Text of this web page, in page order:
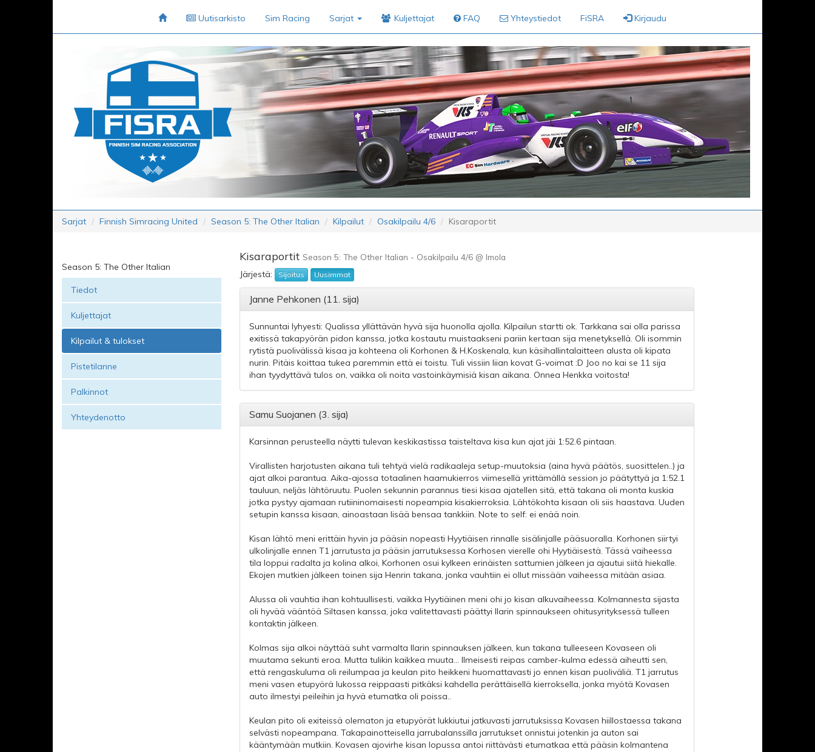
Uutisarkisto Sim Racing Sarjat Kuljettajat FAQ Yhteystiedot FiSRA Kirjaudu
Sarjat Finnish Simracing United Season 5: The Other Italian Kilpailut Osakilpailu 4/6 Kisaraportit
Season 5: The Other Italian
Tiedot
Kuljettajat
Kilpailut & tulokset
Pistetilanne
Palkinnot
Yhteydenotto
Kisaraportit Season 5: The Other Italian - Osakilpailu 4/6 @ Imola
Järjestä: Sijoitus Uusimmat
Janne Pehkonen (11. sija)
Sunnuntai lyhyesti: Qualissa yllättävän hyvä sija huonolla ajolla. Kilpailun startti ok. Tarkkana sai olla parissa
exitissä takapyörän pidon kanssa, jotka kostautu muistaakseni pariin kertaan sija menetyksellä. Oli isommin
rytistä puolivälissä kisaa ja kohteena oli Korhonen & H.Koskenala, kun käsihallintalaitteen alusta oli kipata
nurin. Pitäis koittaa tukea paremmin että ei toistu. Tuli vissiin liian kovat G-voimat :D Joo no kai se 11 sija
ihan tyydyttävä tulos on, vaikka oli noita vastoinkäymisiä kisan aikana. Onnea Henkka voitosta!
Samu Suojanen (3. sija)
Karsinnan perusteella näytti tulevan keskikastissa taisteltava kisa kun ajat jäi 1:52.6 pintaan.
Virallisten harjotusten aikana tuli tehtyä vielä radikaaleja setup-muutoksia (aina hyvä päätös, suosittelen..) ja
ajat alkoi parantua. Aika-ajossa totaalinen haamukierros viimesellä yrittämällä session jo päätyttyä ja 1:52.1
tauluun, neljäs lähtöruutu. Puolen sekunnin parannus tiesi kisaa ajatellen sitä, että takana oli monta kuskia
jotka pystyy ajamaan rutiininomaisesti nopeampia kisakierroksia. Lähtökohta kisaan oli siis haastava. Uuden
setupin kanssa kisaan, ainoastaan lisää bensaa tankkiin. Note to self: ei enää noin.
Kisan lähtö meni erittäin hyvin ja pääsin nopeasti Hyytiäisen rinnalle sisälinjalle pääsuoralla. Korhonen siirtyi
ulkolinjalle ennen T1 jarrutusta ja pääsin jarrutuksessa Korhosen vierelle ohi Hyytiäisestä. Tässä vaiheessa
tila loppui radalta ja kolina alkoi, Korhonen osui kylkeen erinäisten sattumien jälkeen ja ajautui siitä hiekalle.
Ekojen mutkien jälkeen toinen sija Henrin takana, jonka vauhtiin ei ollut missään vaiheessa mitään asiaa.
Alussa oli vauhtia ihan kohtuullisesti, vaikka Hyytiäinen meni ohi jo kisan alkuvaiheessa. Kolmannesta sijasta
oli hyvää vääntöä Siltasen kanssa, joka valitettavasti päättyi Ilarin spinnaukseen ohitusyrityksessä tulleen
kontaktin jälkeen.
Kolmas sija alkoi näyttää suht varmalta Ilarin spinnauksen jälkeen, kun takana tulleeseen Kovaseen oli
muutama sekunti eroa. Mutta tulikin kaikkea muuta... Ilmeisesti reipas camber-kulma edessä aiheutti sen,
että rengaskuluma oli reilumpaa ja keulan pito heikkeni huomattavasti jo ennen kisan puoliväliä. T1 jarrutus
meni vasen etupyörä lukossa reippaasti pitkäksi kahdella perättäisellä kierroksella, jonka myötä Kovasen
auto ilmestyi peileihin ja hyvä etumatka oli poissa..
Keulan pito oli exiteissä olematon ja etupyörät lukkiutui jatkuvasti jarrutuksissa Kovasen hiillostaessa takana
selvästi nopeampana. Takapainotteisella jarrubalanssilla jarrutukset onnistui jotenkin ja auton sai
kääntymään mutkiin. Kovasen ajovirhe kisan lopussa antoi riittävästi etumatkaa että pääsin kolmantena